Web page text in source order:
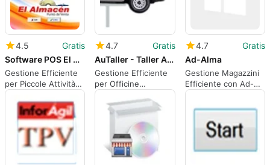
4.5
Gratis
Software POS El Almacen Punto de Venta Demo Gratis
Gestione Efficiente
per Piccole Attività
Commerciali
4.7
Gratis
AuTaller - Taller Automotriz
Gestione Efficiente
per Officine
Meccaniche
4.7
Gratis
Ad-Alma
Gestione Magazzini
Efficiente con Ad-
Alma